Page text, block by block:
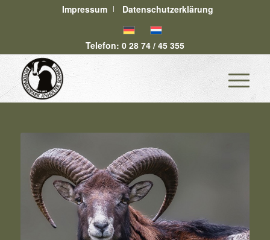
Impressum Datenschutzerklärung
Telefon: 0 28 74 / 45 355